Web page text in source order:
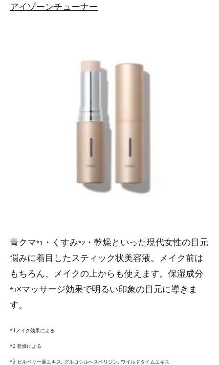
アイゾーンチューナー
青クマ*1 ・くすみ*2 ・乾燥といった現代女性の目元
悩みに着目したスティック状美容液。メイク前は
もちろん、メイクの上からも使えます。保湿成分
*3×マッサージ効果で明るい印象の目元に導きま
す。
*1メイク効果による
*2 乾燥による
*3 ビルベリー葉エキス, グルコシルヘスペリジン, ワイルドタイムエキス